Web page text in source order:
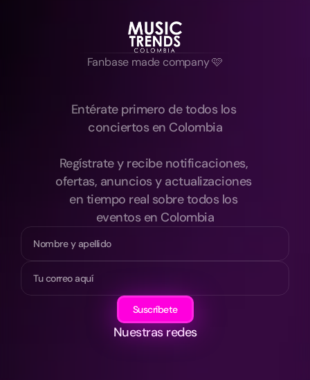
Fanbase made company 🩷
Entérate primero de todos los
conciertos en Colombia
Regístrate y recibe notificaciones,
ofertas, anuncios y actualizaciones
en tiempo real sobre todos los
eventos en Colombia
Suscríbete
Nuestras redes